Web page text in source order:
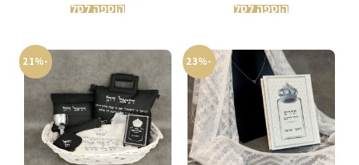
הוספה לסל הוספה לסל
-23%
-21%